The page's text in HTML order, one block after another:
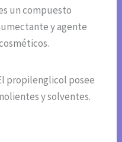
un compuesto
y agente
propilenglicol posee
y solventes.